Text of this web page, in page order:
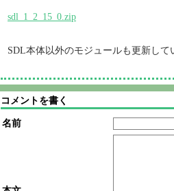
sdl_1_2_15_0.zip
SDL本体以外のモジュールも更新して
コメントを書く
名前